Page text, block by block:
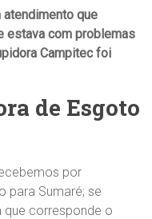
atendimento que
estava com problemas
Campitecfoi
de Esgoto
por
para Sumaré; se
que corresponde o